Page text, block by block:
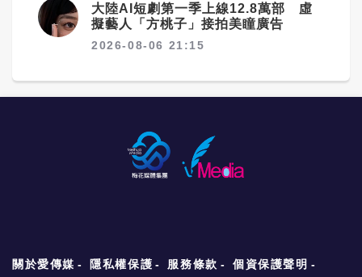
大陸AI短劇第一季上線12.8萬部 虛
擬藝人「方桃子」接拍美瞳廣告
2026-08-06 21:15
關於愛傳媒 隱私權保護 服務條款 個資保護聲明